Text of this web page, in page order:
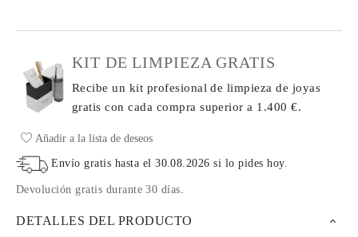
KIT DE LIMPIEZA GRATIS
Recibe un kit profesional de limpieza de joyas
gratis con cada comprasuperior a 1.400 €.
Añadir a la lista de deseos
Envío gratis hasta el30.08.2026 si lo pides hoy.
Devolución gratis durante 30 días
DETALLES DEL PRODUCTO